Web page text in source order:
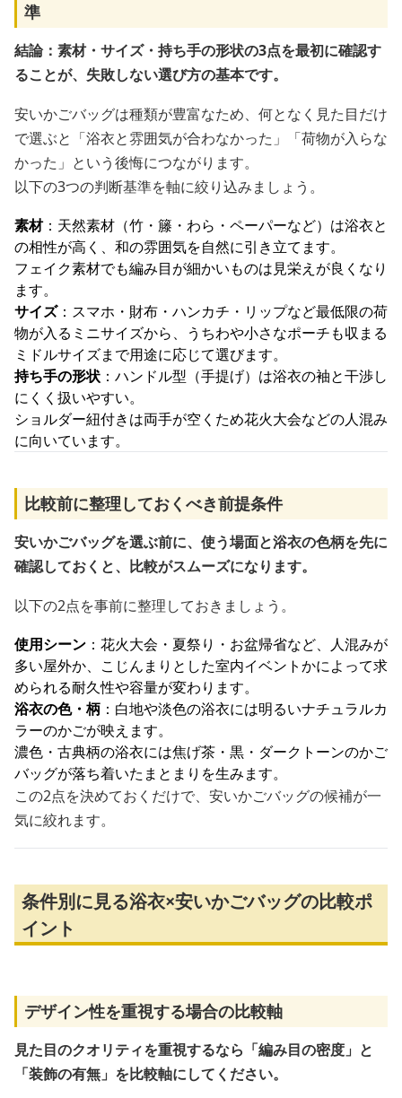
準
結論：素材・サイズ・持ち手の形状の3点を最初に確認す
ることが、失敗しない選び方の基本です。
安いかごバッグは種類が豊富なため、何となく見た目だけ
で選ぶと「浴衣と雰囲気が合わなかった」「荷物が入らな
かった」という後悔につながります。
以下の3つの判断基準を軸に絞り込みましょう。
素材：天然素材（竹・籐・わら・ペーパーなど）は浴衣と
の相性が高く、和の雰囲気を自然に引き立てます。
フェイク素材でも編み目が細かいものは見栄えが良くなり
ます。
サイズ：スマホ・財布・ハンカチ・リップなど最低限の荷
物が入るミニサイズから、うちわや小さなポーチも収まる
ミドルサイズまで用途に応じて選びます。
持ち手の形状 ：ハンドル型（手提げ）は浴衣の袖と干渉し
にくく扱いやすい。
ショルダー紐付きは両手が空くため花火大会などの人混み
に向いています。
比較前に整理しておくべき前提条件
安いかごバッグを選ぶ前に、使う場面と浴衣の色柄を先に
確認しておくと、比較がスムーズになります。
以下の2点を事前に整理しておきましょう。
使用シーン ：花火大会・夏祭り・お盆帰省など、人混みが
多い屋外か、こじんまりとした室内イベントかによって求
められる耐久性や容量が変わります。
浴衣の色・柄 ：白地や淡色の浴衣には明るいナチュラルカ
ラーのかごが映えます。
濃色・古典柄の浴衣には焦げ茶・黒・ダークトーンのかご
バッグが落ち着いたまとまりを生みます。
この2点を決めておくだけで、安いかごバッグの候補が一
気に絞れます。
条件別に見る浴衣×安いかごバッグの比較ポ
イント
デザイン性を重視する場合の比較軸
見た目のクオリティを重視するなら「編み目の密度」と
「装飾の有無」を比較軸にしてください。